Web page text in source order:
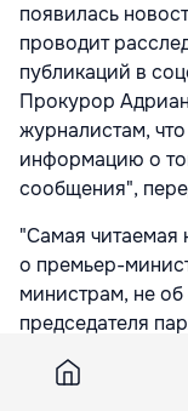
появилась
проводит
публикаций в
Прокурор
журналистам,
информацию о
сообщения",
"Самая читаемая
о премьер-
министрам, не
председателя
заседаний, а об